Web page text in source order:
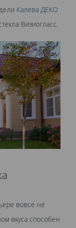
Калева ДЕКО
Визиогласс.
вовсе не
вкуса способен